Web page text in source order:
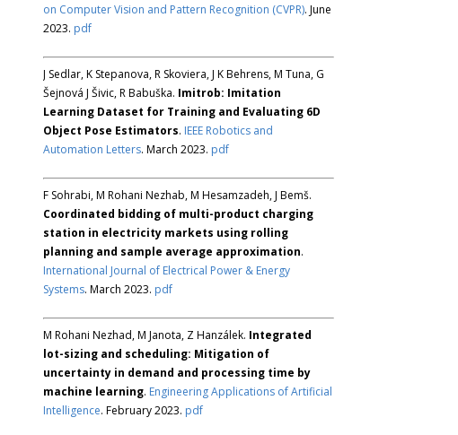
on Computer Vision and Pattern Recognition (CVPR). June
2023. pdf
J Sedlar, K Stepanova, R Skoviera, J K Behrens, M Tuna, G
Šejnová J Šivic, R Babuška. Imitrob: Imitation
Learning Dataset for Training and Evaluating 6D
Object Pose Estimators. IEEE Robotics and
Automation Letters. March 2023. pdf
F Sohrabi, M Rohani Nezhab, M Hesamzadeh, J Bemš.
Coordinated bidding of multi-product charging
station in electricity markets using rolling
planning and sample average approximation.
International Journal of Electrical Power & Energy
Systems. March 2023. pdf
M Rohani Nezhad, M Janota, Z Hanzálek. Integrated
lot-sizing and scheduling: Mitigation of
uncertainty in demand and processing time by
machine learning. Engineering Applications of Artificial
Intelligence. February 2023. pdf